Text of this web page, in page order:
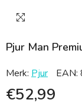
Pjur Man
Merk: Pjur EAN:
€52,99